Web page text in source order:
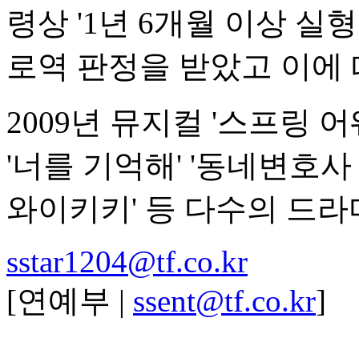
령상 '1년 6개월 이상 실
로역 판정을 받았고 이에
2009년 뮤지컬 '스프링
'너를 기억해' '동네변호
와이키키' 등 다수의 드
sstar1204@tf.co.kr
[연예부 | ssent@tf.co.kr]